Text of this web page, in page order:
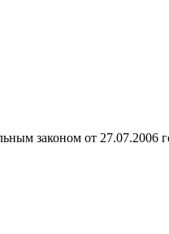
законом от